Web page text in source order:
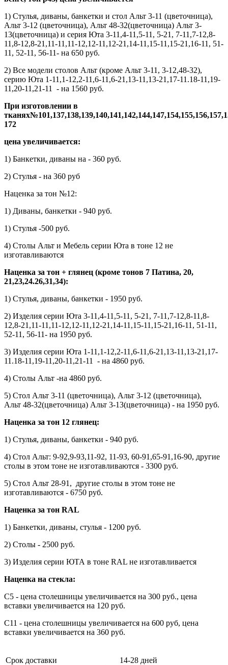
1) Стулья, диваны, банкетки и стол Альт 3-11 (цветочница),
Альт 3-12 (цветочница), Альт 48-32(цветочница) Альт 3-
13(цветочница) и серия Юта 3-11,4-11,5-11, 5-21, 7-11,7-12,8-
11,8-12,8-21,11-11,11-12,12-11,12-21,14-11,15-11,15-21,16-11, 51-
11, 52-11, 56-11- на 650 руб.
2) Все модели столов Альт (кроме Альт 3-11, 3-12,48-32),
серию Юта 1-11,1-12,2-11,6-11,6-21,13-11,13-21,17-11.18-11,19-
11,20-11,21-11 - на 1560 руб.
При изготовлении в
172
цена увеличивается:
1) Банкетки, диваны на - 360 руб.
2) Стулья - на 360 руб
Наценка за тон №12:
1) Диваны, банкетки - 940 руб.
1) Стулья -500 руб.
4) Столы Альт и Мебель серии Юта в тоне 12 не
изготавливаются
Наценка за тон + глянец (кроме тонов 7 Патина, 20,
21,23,24.26,31,34):
1) Стулья, диваны, банкетки - 1950 руб.
2) Изделия серии Юта 3-11,4-11,5-11, 5-21, 7-11,7-12,8-11,8-
12,8-21,11-11,11-12,12-11,12-21,14-11,15-11,15-21,16-11, 51-11,
52-11, 56-11- на 1950 руб.
3) Изделия серии Юта 1-11,1-12,2-11,6-11,6-21,13-11,13-21,17-
11.18-11,19-11,20-11,21-11 - на 4860 руб.
4) Столы Альт -на 4860 руб.
5) Стол Альт 3-11 (цветочница), Альт 3-12 (цветочница),
Альт 48-32(цветочница) Альт 3-13(цветочница) - на 1950 руб.
Наценка за тон 12 глянец:
1) Стулья, диваны, банкетки - 940 руб.
4) Стол Альт: 9-92,9-93,11-92, 11-93, 60-91,65-91,16-90, другие
столы в этом тоне не изготавливаются - 3300 руб.
5) Стол Альт 28-91, другие столы в этом тоне не
изготавливаются - 6750 руб.
Наценка за тон RAL
1) Банкетки, диваны, стулья - 1200 руб.
2) Столы - 2500 руб.
3) Изделия серии ЮТА в тоне RAL не изготавливается
Наценка на стекла:
С5 - цена столешницы увеличивается на 300 руб., цена
вставки увеличивается на 120 руб.
С11 - цена столешницы увеличивается на 600 руб, цена
вставки увеличивается на 360 руб.
Срок доставки
14-28 дней